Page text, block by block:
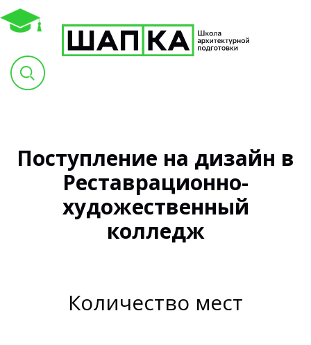
Поступление на дизайн в
Реставрационно-
художественный
колледж
Количество мест